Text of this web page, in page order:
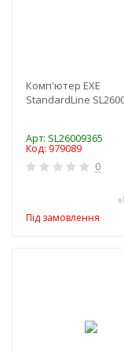
Комп'ютер EXE
StandardLine
Арт: SL26009365
Код: 979089
0
Під замовлення